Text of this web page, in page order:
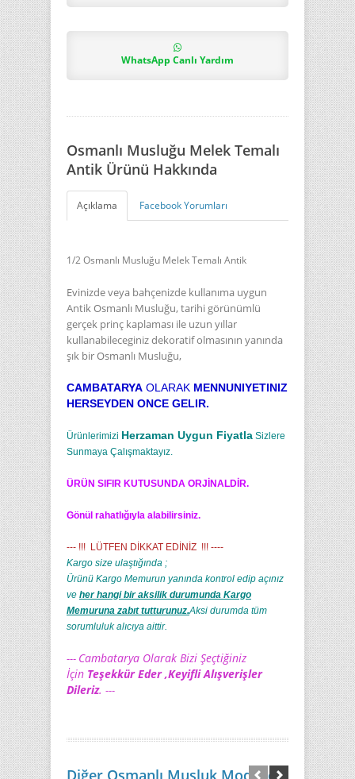
WhatsApp Canlı Yardım
Osmanlı Musluğu Melek Temalı
Antik Ürünü Hakkında
Açıklama Facebook Yorumları
1/2 Osmanlı Musluğu Melek Temalı Antik
Evinizde veya bahçenizde kullanıma uygun
Antik Osmanlı Musluğu, tarihi görünümlü
gerçek prinç kaplaması ile uzun yıllar
kullanabileceginiz dekoratif olmasının yanında
şık bir Osmanlı Musluğu,
CAMBATARYA OLARAK MENNUNIYETINIZ
HERSEYDEN ONCE GELIR.
Ürünlerimizi Herzaman Uygun Fiyatla Sizlere
Sunmaya Çalışmaktayız.
ÜRÜN SIFIR KUTUSUNDA ORJİNALDİR.
Gönül rahatlığıyla alabilirsiniz.
--- !!! LÜTFEN DİKKAT EDİNİZ !!! ----
Kargo size ulaştığında ;
Ürünü Kargo Memurun yanında kontrol edip açınız
ve her hangi bir aksilik durumunda Kargo
Memuruna zabıt tutturunuz.Aksi durumda tüm
sorumluluk alıcıya aittir.
--- Cambatarya Olarak Bizi Şeçtiğiniz
İçin Teşekkür Eder ,Keyifli Alışverişler
Dileriz. ---
Diğer Osmanlı Musluk Modelleri